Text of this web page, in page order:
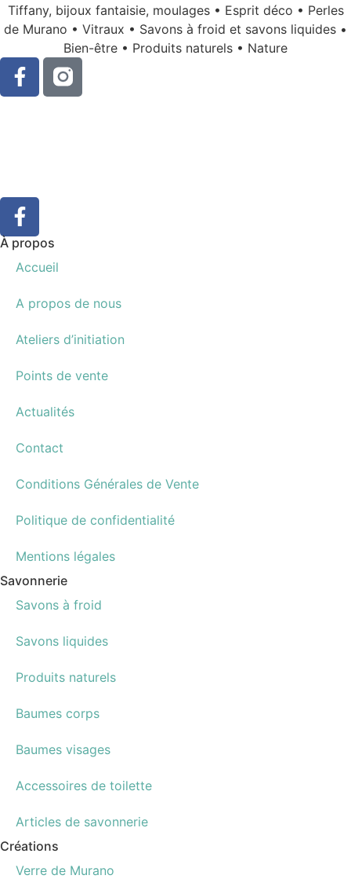
Tiffany, bijoux fantaisie, moulages • Esprit déco • Perles
de Murano • Vitraux • Savons à froid et savons liquides •
Bien-être • Produits naturels • Nature
À propos
Accueil
A propos de nous
Ateliers d’initiation
Points de vente
Actualités
Contact
Conditions Générales de Vente
Politique de confidentialité
Mentions légales
Savonnerie
Savons à froid
Savons liquides
Produits naturels
Baumes corps
Baumes visages
Accessoires de toilette
Articles de savonnerie
Créations
Verre de Murano